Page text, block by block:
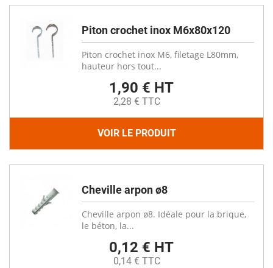
Piton crochet inox M6x80x120
Piton crochet inox M6, filetage L80mm,
hauteur hors tout...
1,90 € HT
2,28 € TTC
VOIR LE PRODUIT
Cheville arpon ø8
Cheville arpon ø8. Idéale pour la brique,
le béton, la...
0,12 € HT
0,14 € TTC